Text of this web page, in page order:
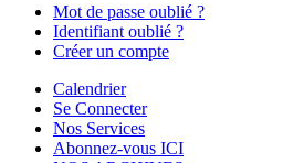
Mot de passe oublié ?
Identifiant oublié ?
Créer un compte
Calendrier
Se Connecter
Nos Services
Abonnez-vous ICI